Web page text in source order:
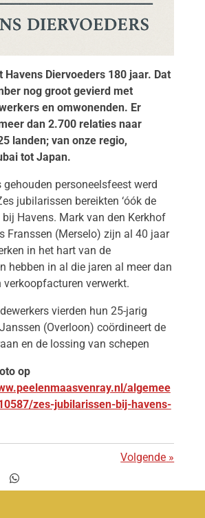
Havens Diervoeders 180 jaar. Dat
nog groot gevierd met
en omwonenden. Er
dan 2.700 relaties naar
landen; van onze regio,
tot Japan.
gehouden personeelsfeest werd
jubilarissen bereikten ‘óók de
bij Havens. Mark van den Kerkhof
Franssen (Merselo) zijn al 40 jaar
in het hart van de
hebben in al die jaren al meer dan
verkoopfacturen verwerkt.
vierden hun 25-jarig
(Overloon) coördineert de
en de lossing van schepen
op
algemee
zes-jubilarissen-bij-havens-
Volgende »
D
e